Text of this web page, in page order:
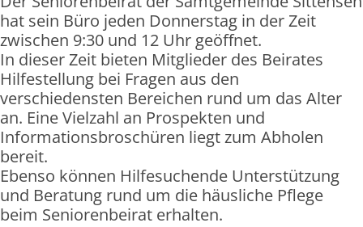
hat sein Büro jeden Donnerstag in der Zeit
zwischen 9:30 und 12 Uhr geöffnet.
In dieser Zeit bieten Mitglieder des Beirates
Hilfestellung bei Fragen aus den
verschiedensten Bereichen rund um das Alter
an. Eine Vielzahl an Prospekten und
Informationsbroschüren liegt zum Abholen
bereit.
Ebenso können Hilfesuchende Unterstützung
und Beratung rund um die häusliche Pflege
beim Seniorenbeirat erhalten.